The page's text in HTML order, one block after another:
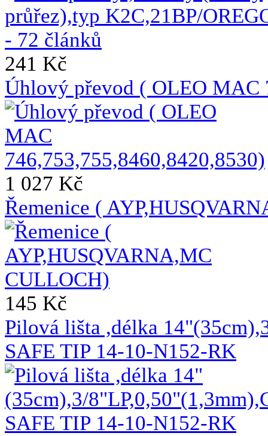
241 Kč
Úhlový převod ( OLEO MAC
1 027 Kč
Řemenice (
145 Kč
Pilová lišta ,délka
SAFE TIP 14-10-N152-RK